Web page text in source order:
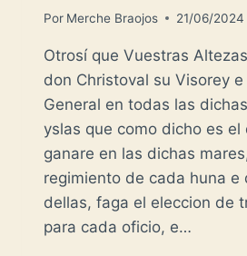
Por Merche Braojos 21/06/2024
Otrosí que Vuestras
don Christoval su Visorey
General en todas las
yslas que como dicho es el
ganare en las dichas
regimiento de cada huna e
dellas, faga el eleccion de
para cada oficio, e…